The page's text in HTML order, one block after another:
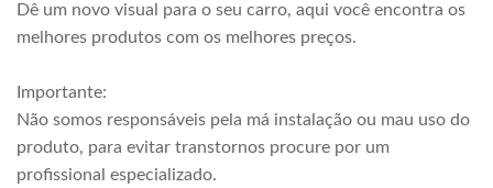
Dê um novo visual para o seu carro, aqui você encontra os
melhores produtos com os melhores preços.
Importante:
Não somos responsáveis pela má instalação ou mau uso do
produto, para evitar transtornos procure por um
profissional especializado.